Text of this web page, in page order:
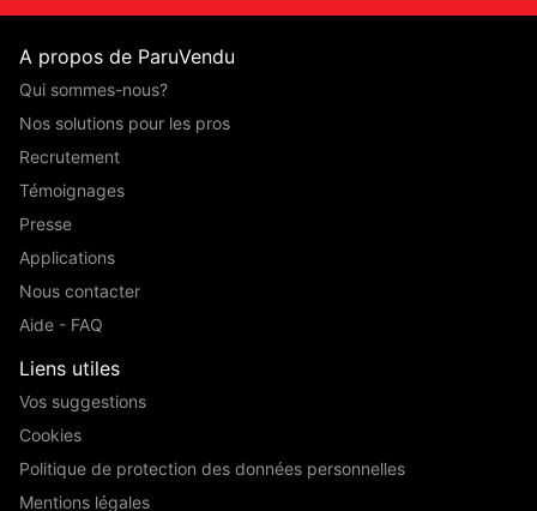
A propos de ParuVendu
Qui sommes-nous?
Nos solutions pour les pros
Recrutement
Témoignages
Presse
Applications
Nous contacter
Aide - FAQ
Liens utiles
Vos suggestions
Cookies
Politique de protection des données personnelles
Mentions légales